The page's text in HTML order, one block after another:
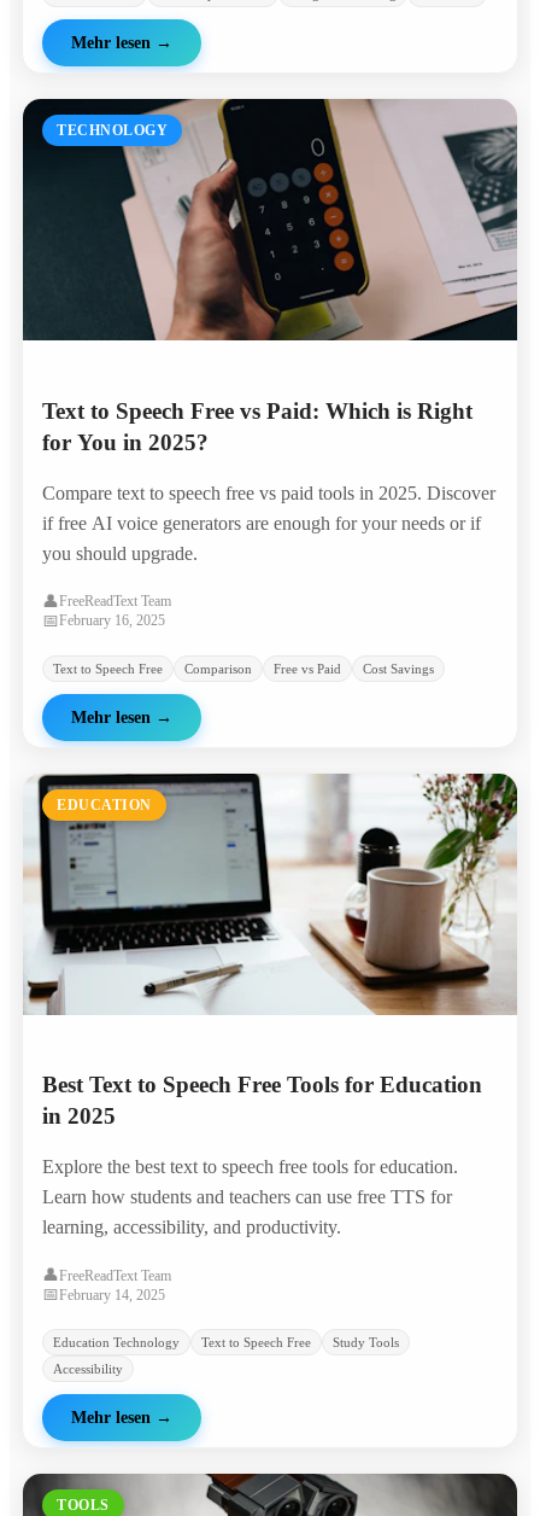
Mehr lesen →
TECHNOLOGY
Text to Speech Free vs Paid: Which is Right
for You in 2025?
Compare text to speech free vs paid tools in 2025. Discover
if free AI voice generators are enough for your needs or if
you should upgrade.
👤FreeReadText Team
📅February 16, 2025
Text to Speech Free Comparison Free vs Paid Cost Savings
Mehr lesen →
EDUCATION
Best Text to Speech Free Tools for Education
in 2025
Explore the best text to speech free tools for education.
Learn how students and teachers can use free TTS for
learning, accessibility, and productivity.
👤FreeReadText Team
📅February 14, 2025
Education Technology Text to Speech Free
Study Tools
Accessibility
Mehr lesen →
TOOLS